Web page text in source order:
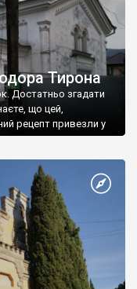
Тирона
Достатньо згадати
що цей,
рецепт привезли у